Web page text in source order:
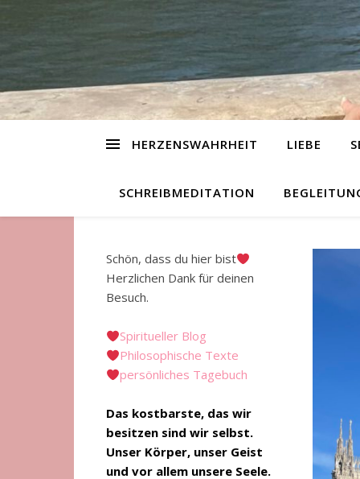
HERZENSWAHRHEIT LIEBE
SCHREIBMEDITATION
Schön, dass du hier bist
Herzlichen Dank für deinen
Besuch.
Spiritueller Blog
Philosophische Texte
persönliches Tagebuch
Das kostbarste, das wir
besitzen sind wir selbst.
Unser Körper, unser Geist
und vor allem unsere Seele.